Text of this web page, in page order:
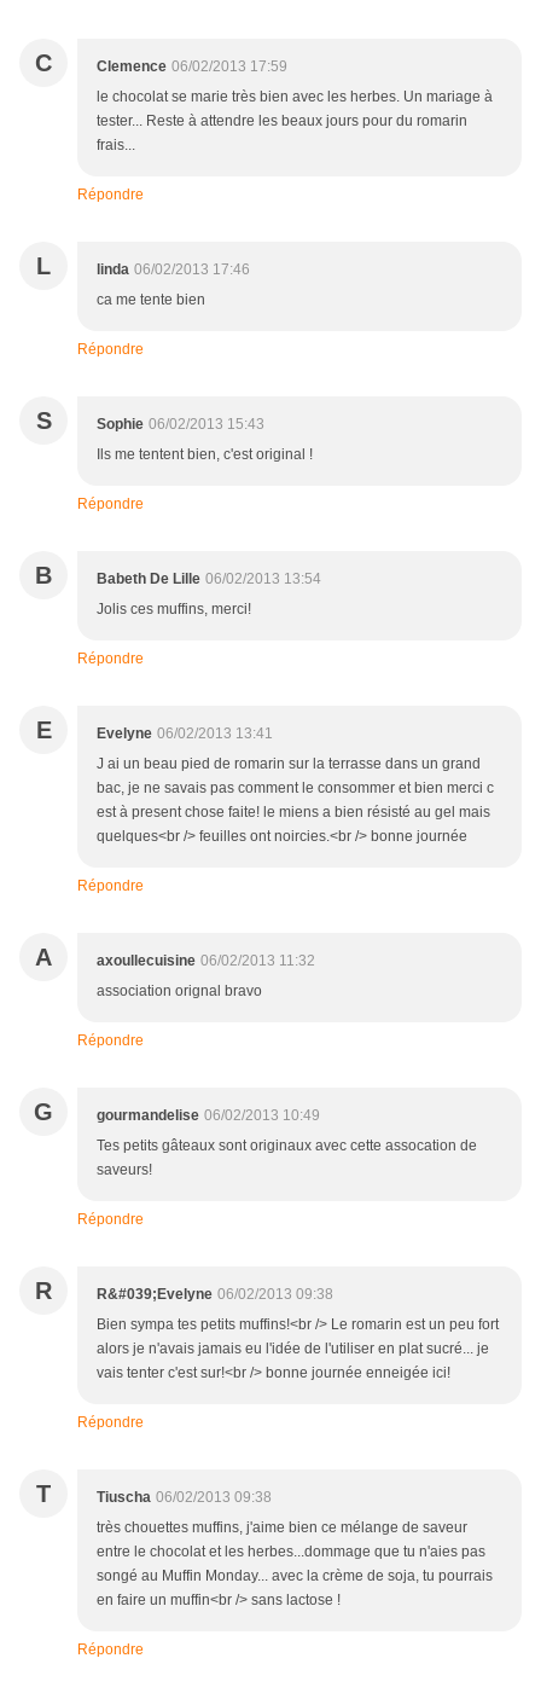
C Clemence 06/02/2013 17:59
le chocolat se marie très bien avec les herbes. Un mariage à
tester... Reste à attendre les beaux jours pour du romarin
frais...
Répondre
L linda 06/02/2013 17:46
ca me tente bien
Répondre
S Sophie 06/02/2013 15:43
Ils me tentent bien, c'est original !
Répondre
B Babeth De Lille 06/02/2013 13:54
Jolis ces muffins, merci!
Répondre
E Evelyne 06/02/2013 13:41
J ai un beau pied de romarin sur la terrasse dans un grand
bac, je ne savais pas comment le consommer et bien merci c
est à present chose faite! le miens a bien résisté au gel mais
quelques<br /> feuilles ont noircies.<br /> bonne journée
Répondre
A axoullecuisine 06/02/2013 11:32
association orignal bravo
Répondre
G gourmandelise 06/02/2013 10:49
Tes petits gâteaux sont originaux avec cette assocation de
saveurs!
Répondre
R R&#039;Evelyne 06/02/2013 09:38
Bien sympa tes petits muffins!<br /> Le romarin est un peu fort
alors je n'avais jamais eu l'idée de l'utiliser en plat sucré... je
vais tenter c'est sur!<br /> bonne journée enneigée ici!
Répondre
T Tiuscha 06/02/2013 09:38
très chouettes muffins, j'aime bien ce mélange de saveur
entre le chocolat et les herbes...dommage que tu n'aies pas
songé au Muffin Monday... avec la crème de soja, tu pourrais
en faire un muffin<br /> sans lactose !
Répondre